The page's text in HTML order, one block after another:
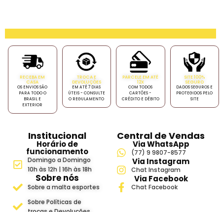
RECEBA EM
CASA
OS ENVIOS SÃO
PARA TODO O
BRASIL E
EXTERIOR
TROCA E
DEVOLUÇÕES
EM ATÉ 7 DIAS
ÚTEIS - CONSULTE
O REGULAMENTO
PARCELE EM ATÉ
12X
COM TODOS
CARTÕES -
CRÉDITO E DÉBITO
SITE 100%
SEGURO
DADOS SEGUROS E
PROTEGIDOS PELO
SITE
Institucional
Horário de
funcionamento
Domingo a Domingo
10h às 12h | 16h às 18h
Sobre nós
Sobre a malta esportes
Sobre Políticas de
Central de Vendas
Via WhatsApp
(77) 9 9807-8577
Via Instagram
Chat Instagram
Via Facebook
Chat Facebook